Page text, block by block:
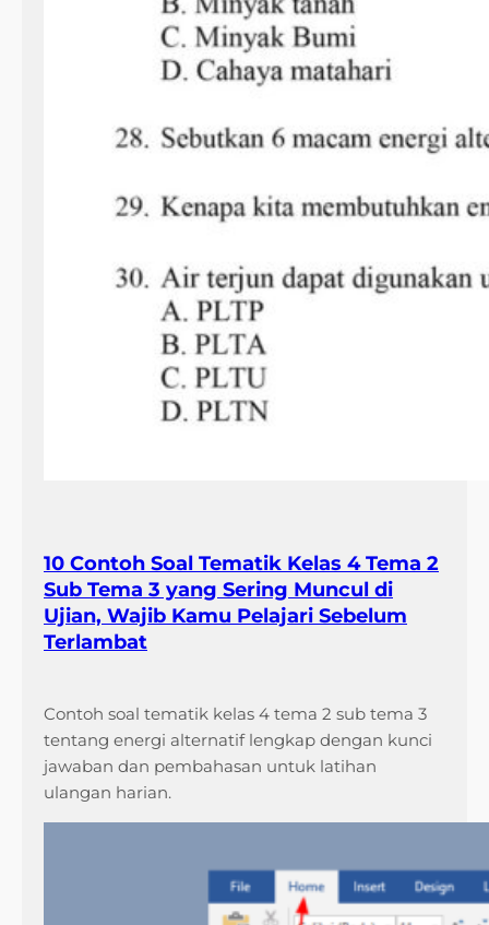
10 Contoh Soal Tematik Kelas 4 Tema 2
Sub Tema 3 yang Sering Muncul di
Ujian, Wajib Kamu Pelajari Sebelum
Terlambat
Contoh soal tematik kelas 4 tema 2 sub tema 3
tentang energi alternatif lengkap dengan kunci
jawaban dan pembahasan untuk latihan
ulangan harian.